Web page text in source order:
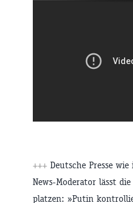
+++ Deutsche Presse
News-Moderator lässt
platzen: »Putin